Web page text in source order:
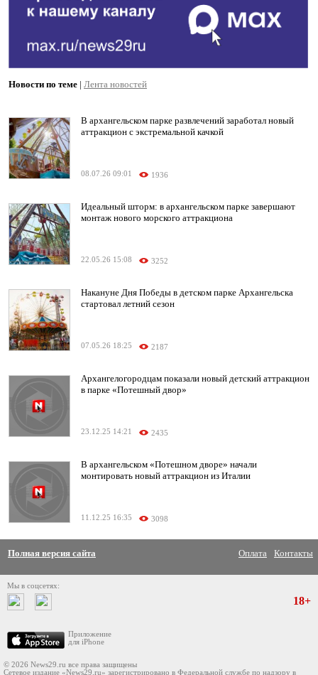
Новости по теме | Лента новостей
В архангельском парке развлечений заработал новый
аттракцион с экстремальной качкой
08.07.26 09:01 1936
Идеальный шторм: в архангельском парке завершают
монтаж нового морского аттракциона
22.05.26 15:08 3252
Накануне Дня Победы в детском парке Архангельска
стартовал летний сезон
07.05.26 18:25 2187
Архангелогородцам показали новый детский аттракцион
в парке «Потешный двор»
23.12.25 14:21 2435
В архангельском «Потешном дворе» начали
монтировать новый аттракцион из Италии
11.12.25 16:35 3098
Полная версия сайта Оплата Контакты
Мы в соцсетях:
Приложение
для iPhone
18+
© 2026 News29.ru все права защищены
Сетевое издание «News29.ru» зарегистрировано в Федеральной службе по надзору в